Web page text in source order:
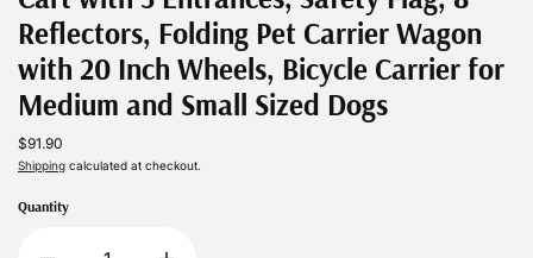
Reflectors, Folding Pet Carrier Wagon
with 20 Inch Wheels, Bicycle Carrier for
Medium and Small Sized Dogs
$91.90
Shipping calculated at checkout.
Quantity